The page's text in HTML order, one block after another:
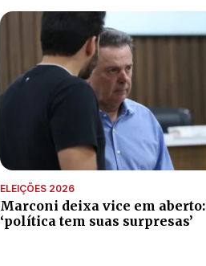
ELEIÇÕES 2026
Marconi deixa vice em aberto:
‘política tem suas surpresas’